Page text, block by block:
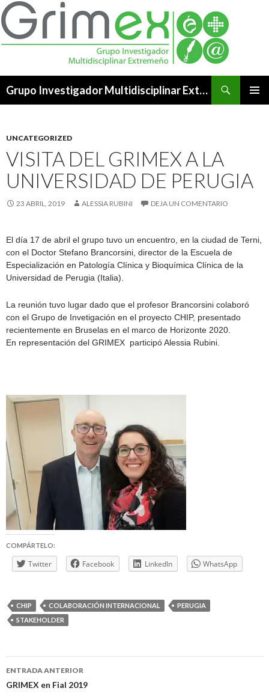
Grupo Investigador Multidisciplinar Extremeño
UNCATEGORIZED
VISITA DEL GRIMEX A LA
UNIVERSIDAD DE PERUGIA
23 ABRIL, 2019 ALESSIA RUBINI DEJA UN COMENTARIO
El día 17 de abril el grupo tuvo un encuentro, en la ciudad de Terni,
con el Doctor Stefano Brancorsini, director de la Escuela de
Especialización en Patología Clínica y Bioquímica Clínica de la
Universidad de Perugia (Italia).
La reunión tuvo lugar dado que el profesor Brancorsini colaboró
con el Grupo de Invetigación en el proyecto CHIP, presentado
recientemente en Bruselas en el marco de Horizonte 2020.
En representación del GRIMEX participó Alessia Rubini.
COMPÁRTELO:
Twitter Facebook LinkedIn WhatsApp
CHIP COLABORACIÓN INTERNACIONAL
PERUGIA
STAKEHOLDER
Navegación
de
ENTRADA ANTERIOR
GRIMEX en Fial 2019